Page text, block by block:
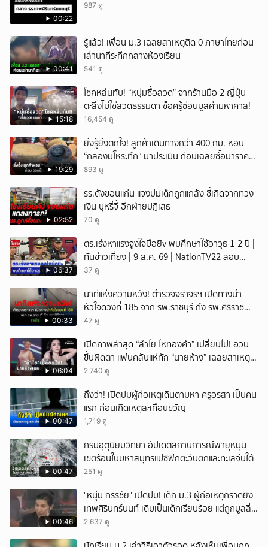
00:22
987 ดู
00:41
รู้แล้ว! เพื่อน ม.3 เฉลยสาเหตุติด 0 ภาษาไทยก่อน
เล่านาทีระทึกกลางห้องเรียน
541 ดู
15:18
โชคหล่นทับ! “หนุ่มซื้อลวด” จากร้านมือ 2 ญี่ปุ่น
ตะลึงไม่ใช่ลวดธรรมดา ช็อครู้ซ่อนมูลค่ามหาศาล!
16,454 ดู
19:29
ยิ่งรู้ยิ่งตกใจ! ลูกค้าเดินทางกว่า 400 กม. หอบ
“กลองมโหระทึก” มาประเมิน ก่อนเฉลยซื้อมาราคา
เท่าไหร่?
893 ดู
02:52
รร.ดังขอนแก่น แจงปมเด็กถูกแกล้ง ชี้เกิดจากทวง
เงิน บุหรี่จี้ อีกฝ่ายปฏิเสธ
70 ดู
06:37
ตร.เร่งหาแรงจูงใจมือยิv พบศึกษาใช้อาวุธ 1-2 ปี |
ทันข่าวเที่ยง | 9 ส.ค. 69 | NationTV22 สอบ
พยานแล้ว 17 ปาก เร่งตรวจมือถือและหลักฐานที่
เพื่อน และสื่อโซเ
37 ดู
00:33
นาทีแห่งความหวัง! ตำรวจจราจรฯ เปิดทางนำ
หัวใจดวงที่ 185 จาก รพ.ราชบุรี ถึง รพ.ศิริราช
สำเร็จใน 48 นาที
47 ดู
06:04
เปิดภาพล่าสุด “ลำไย ไหทองคำ” เปลี่ยนไป! อวบ
ขึ้นผิดตา แฟนคลับแห่ทัก “นายห้าง” เฉลยสาเหตุ
ชัด!
2,740 ดู
00:47
ถึงว่า! เปิดปมผู้ก่อเหตุเดินตามหา ครูอรสา เป็นคน
แรก ก่อนเกิดเหตุสะเทือนขวัญ
1,719 ดู
00:47
กรมอุตุนิยมวิทยา อัปเดตสถานการณ์พายุหมุน
เขตร้อนในมหาสมุทรแปซิฟิกตะวันตกและทะเลจีนใต้
251 ดู
00:46
"หนุ่ม กรรชัย" เปิดปม! เด็ก ม.3 ผู้ก่อเหตุกราดยิง
เทพศิรินทร์นนท์ เดิมเป็นเด็กเรียบร้อย แต่ถูกบูลลี่
หนัก คาดแรงกดดันสะสมกลายเป็นแรงแค้น จนก่อ
2,637 ดู